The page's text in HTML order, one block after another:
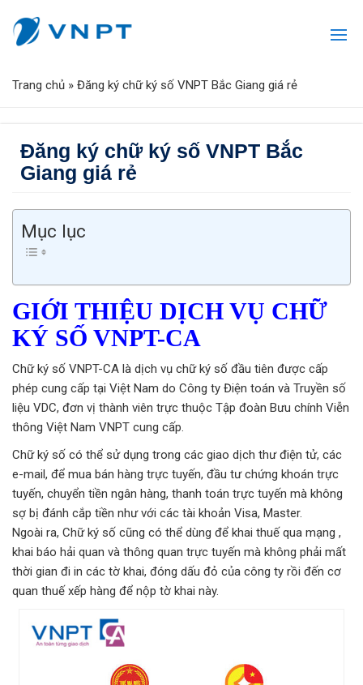
Trang chủ » Đăng ký chữ ký số VNPT Bắc Giang giá rẻ
Đăng ký chữ ký số VNPT Bắc
Giang giá rẻ
Mục lục
GIỚI THIỆU DỊCH VỤ CHỮ
KÝ SỐ VNPT-CA
Chữ ký số VNPT-CA là dịch vụ chữ ký số đầu tiên được cấp
phép cung cấp tại Việt Nam do Công ty Điện toán và Truyền số
liệu VDC, đơn vị thành viên trực thuộc Tập đoàn Bưu chính Viễn
thông Việt Nam VNPT cung cấp.
Chữ ký số có thể sử dụng trong các giao dịch thư điện tử, các
e-mail, để mua bán hàng trực tuyến, đầu tư chứng khoán trực
tuyến, chuyển tiền ngân hàng, thanh toán trực tuyến mà không
sợ bị đánh cắp tiền như với các tài khoản Visa, Master.
Ngoài ra, Chữ ký số cũng có thể dùng để khai thuế qua mạng ,
khai báo hải quan và thông quan trực tuyến mà không phải mất
thời gian đi in các tờ khai, đóng dấu đỏ của công ty rồi đến cơ
quan thuế xếp hàng để nộp tờ khai này.